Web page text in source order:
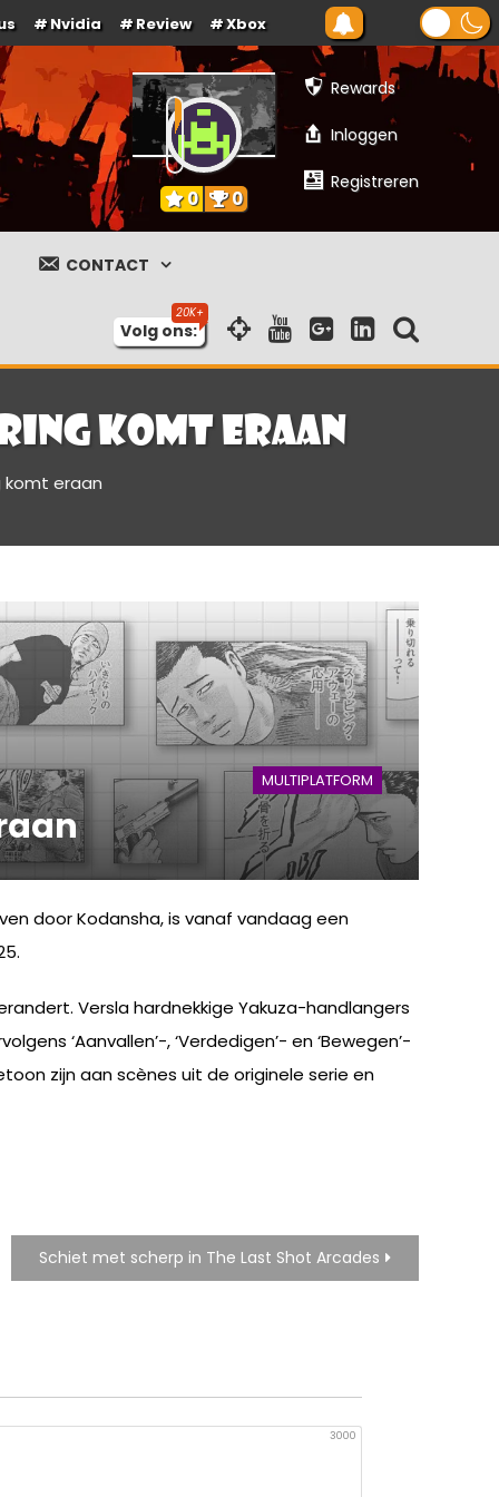
Nvidia Review Xbox
Rewards
Inloggen
Registreren
0 0
CONTACT
Volg ons:
komt eraan
komt eraan
MULTIPLATFORM
door Kodansha, is vanaf vandaag een
Versla hardnekkige Yakuza-handlangers
‘Aanvallen’-, ‘Verdedigen’- en ‘Bewegen’-
zijn aan scènes uit de originele serie en
Schiet met scherp in The Last Shot Arcades
3000